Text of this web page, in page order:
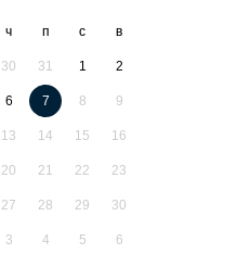
ч п с в
30 31 1 2
6 7 8 9
13 14 15 16
20 21 22 23
27 28 29 30
3 4 5 6